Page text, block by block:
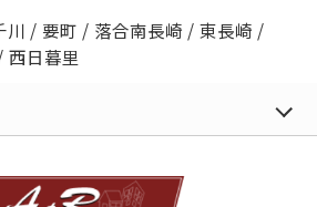
川 / 要町 / 落合南長崎 / 東長崎 /
西日暮里